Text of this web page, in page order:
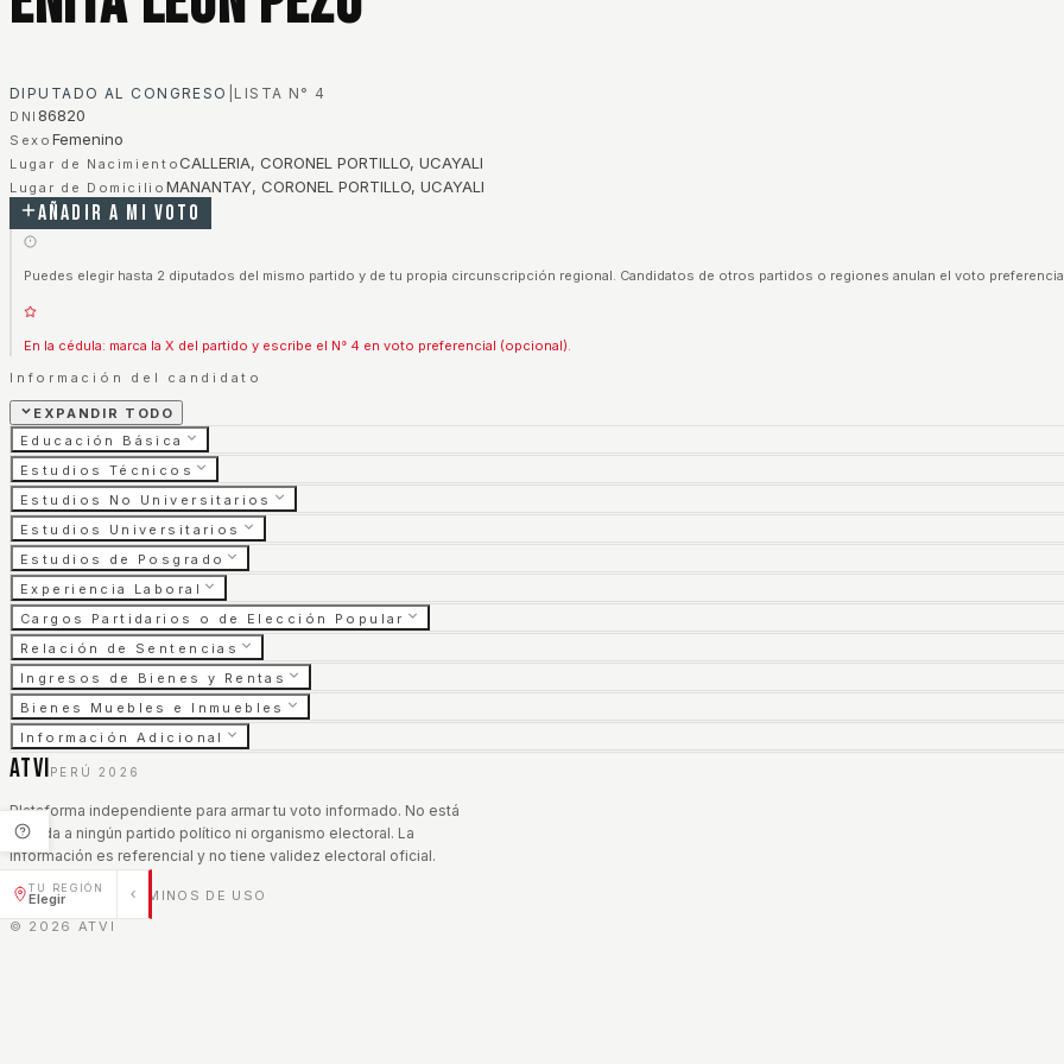
TU REGIÓN
Elegir
DIPUTADO AL CONGRESO LISTA N° 4
DNI 86820
Sexo Femenino
Lugar de NacimientoCALLERIA, CORONEL PORTILLO, UCAYALI
Lugar de Domicilio MANANTAY, CORONEL PORTILLO, UCAYALI
Añadir a mi voto
Puedes elegir hasta 2 diputados del mismo partido y de tu propia circunscripción regional. Candidatos de otros partidos o regiones anulan el voto
En la cédula: marca la X del partido y escribe el N° 4 en voto preferencial (opcional).
Información del candidato
EXPANDIR TODO
Educación Básica
Estudios Técnicos
Estudios No Universitarios
Estudios Universitarios
Estudios de Posgrado
Experiencia Laboral
Cargos Partidarios o de Elección Popular
Relación de Sentencias
Ingresos de Bienes y Rentas
Bienes Muebles e Inmuebles
Información Adicional
ATVI PERÚ 2026
Plataforma independiente para armar tu voto informado. No está
afiliada a ningún partido político ni organismo electoral. La
información es referencial y no tiene validez electoral oficial.
AVISO LEGAL
TÉRMINOS DE USO
© 2026 ATVI